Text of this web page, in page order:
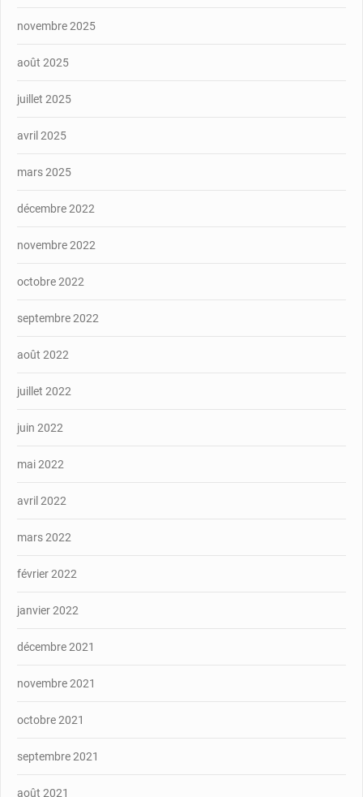
novembre 2025
août 2025
juillet 2025
avril 2025
mars 2025
décembre 2022
novembre 2022
octobre 2022
septembre 2022
août 2022
juillet 2022
juin 2022
mai 2022
avril 2022
mars 2022
février 2022
janvier 2022
décembre 2021
novembre 2021
octobre 2021
septembre 2021
août 2021